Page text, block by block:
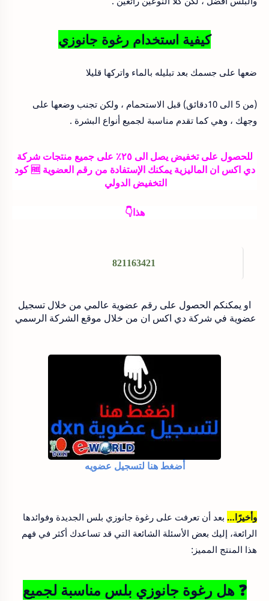
كيفية استخدام رغوة جانوزي
ضعها على جسمك بعد تبليله بالماء واتركها قليلا
(من 5 الى 10دقائق) قبل الاستحمام ، ولكن تجنب وضعها على
وجهك ، وهي كما تقدم مناسبة لجميع أنواع البشرة .
للحصول على تخفيض يصل الى ٢٥٪ على جميع منتجات شركة
دي اكس ان الماليزية يمكنك الإستفادة من رقم العضوية 🆓 كود
التخفيض الدولي
هذا👇
821163421
او يمكنكم الحصول على رقم عضوية عالمي من خلال تسجيل
عضوية في شركة دي اكس ان من خلال موقع الشركة الرسمي
أضغط هنا لتسجيل عضويه
وأخيرًا… بعد أن تعرفت على رغوة جانوزي بلس الجديدة وفوائدها
الرائعة، إليك بعض الأسئلة الشائعة التي قد تساعدك أكثر في فهم
هذا المنتج المميز:
❓ هل رغوة جانوزي بلس مناسبة لجميع